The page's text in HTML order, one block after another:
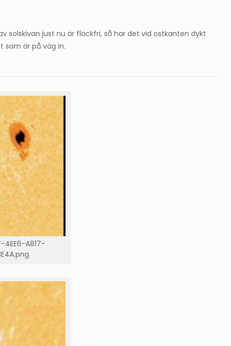
solskivan just nu är fläckfri, så har det vid ostkanten dykt
som är på väg in.
4EE6-A817-